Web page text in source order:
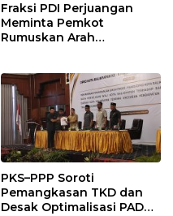
Fraksi PDI Perjuangan
Meminta Pemkot
Rumuskan Arah
Penyangga IKN
PKS–PPP Soroti
Pemangkasan TKD dan
Desak Optimalisasi PAD